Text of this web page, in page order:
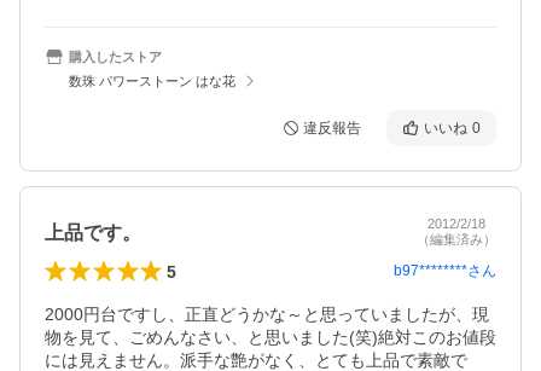
購入したストア
数珠 パワーストーン はな花
違反報告 いいね 0
上品です。
2012/2/18
（編集済み）
5 b97********さん
2000円台ですし、正直どうかな～と思っていましたが、現
物を見て、ごめんなさい、と思いました(笑)絶対このお値段
には見えません。派手な艶がなく、とても上品で素敵で